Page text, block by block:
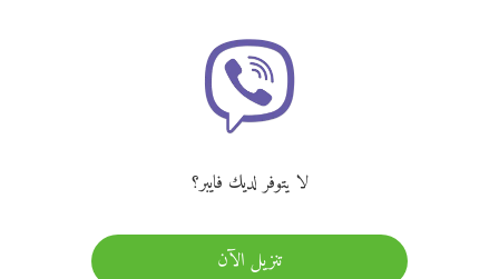
لا يتوفر لديك فايبر؟
تنزيل الآن